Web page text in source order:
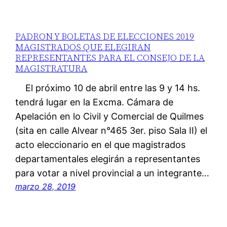
PADRON Y BOLETAS DE ELECCIONES 2019
MAGISTRADOS QUE ELEGIRAN
REPRESENTANTES PARA EL CONSEJO DE LA
MAGISTRATURA
El próximo 10 de abril entre las 9 y 14 hs.
tendrá lugar en la Excma. Cámara de
Apelación en lo Civil y Comercial de Quilmes
(sita en calle Alvear n°465 3er. piso Sala II) el
acto eleccionario en el que magistrados
departamentales elegirán a representantes
para votar a nivel provincial a un integrante…
marzo 28, 2019